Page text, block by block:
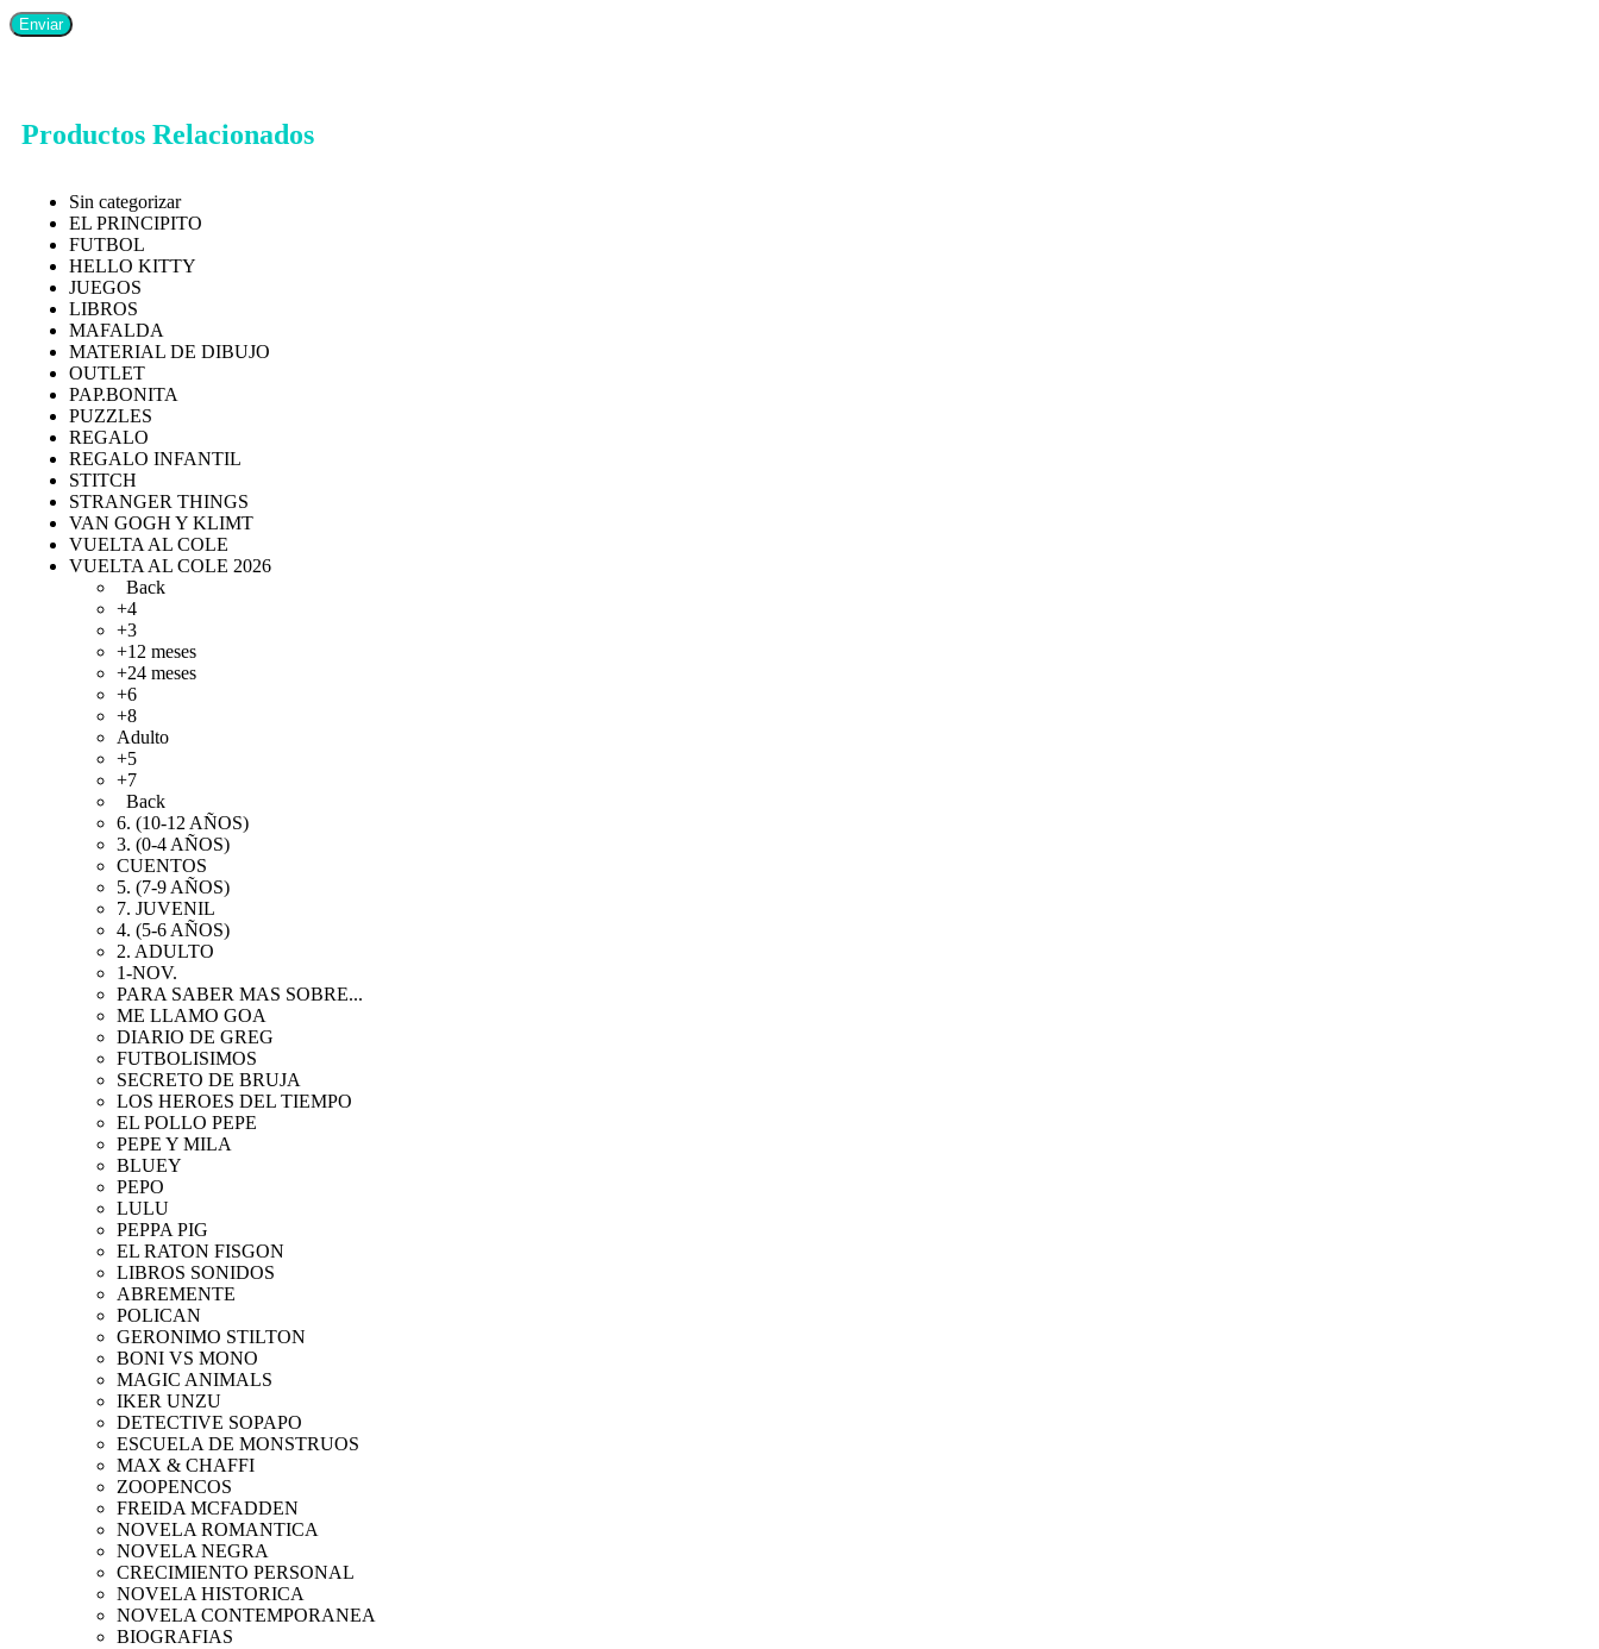
Productos Relacionados
Sin categorizar
EL PRINCIPITO
FUTBOL
HELLO KITTY
JUEGOS
LIBROS
MAFALDA
MATERIAL DE DIBUJO
OUTLET
PAP.BONITA
PUZZLES
REGALO
REGALO INFANTIL
STITCH
STRANGER THINGS
VAN GOGH Y KLIMT
VUELTA AL COLE
VUELTA AL COLE 2026
Back
+4
+3
+12 meses
+24 meses
+6
+8
Adulto
+5
+7
Back
6. (10-12 AÑOS)
3. (0-4 AÑOS)
CUENTOS
5. (7-9 AÑOS)
7. JUVENIL
4. (5-6 AÑOS)
2. ADULTO
1-NOV.
PARA SABER MAS SOBRE...
ME LLAMO GOA
DIARIO DE GREG
FUTBOLISIMOS
SECRETO DE BRUJA
LOS HEROES DEL TIEMPO
EL POLLO PEPE
PEPE Y MILA
BLUEY
PEPO
LULU
PEPPA PIG
EL RATON FISGON
LIBROS SONIDOS
ABREMENTE
POLICAN
GERONIMO STILTON
BONI VS MONO
MAGIC ANIMALS
IKER UNZU
DETECTIVE SOPAPO
ESCUELA DE MONSTRUOS
MAX & CHAFFI
ZOOPENCOS
FREIDA MCFADDEN
NOVELA ROMANTICA
NOVELA NEGRA
CRECIMIENTO PERSONAL
NOVELA HISTORICA
NOVELA CONTEMPORANEA
BIOGRAFIAS